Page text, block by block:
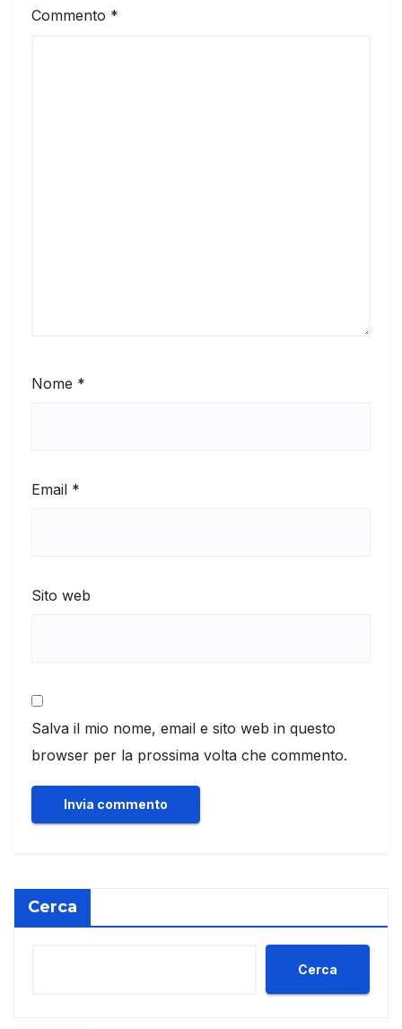
Commento *
Nome *
Email *
Sito web
Salva il mio nome, email e sito web in questo
browser per la prossima volta che commento.
Cerca
Cerca